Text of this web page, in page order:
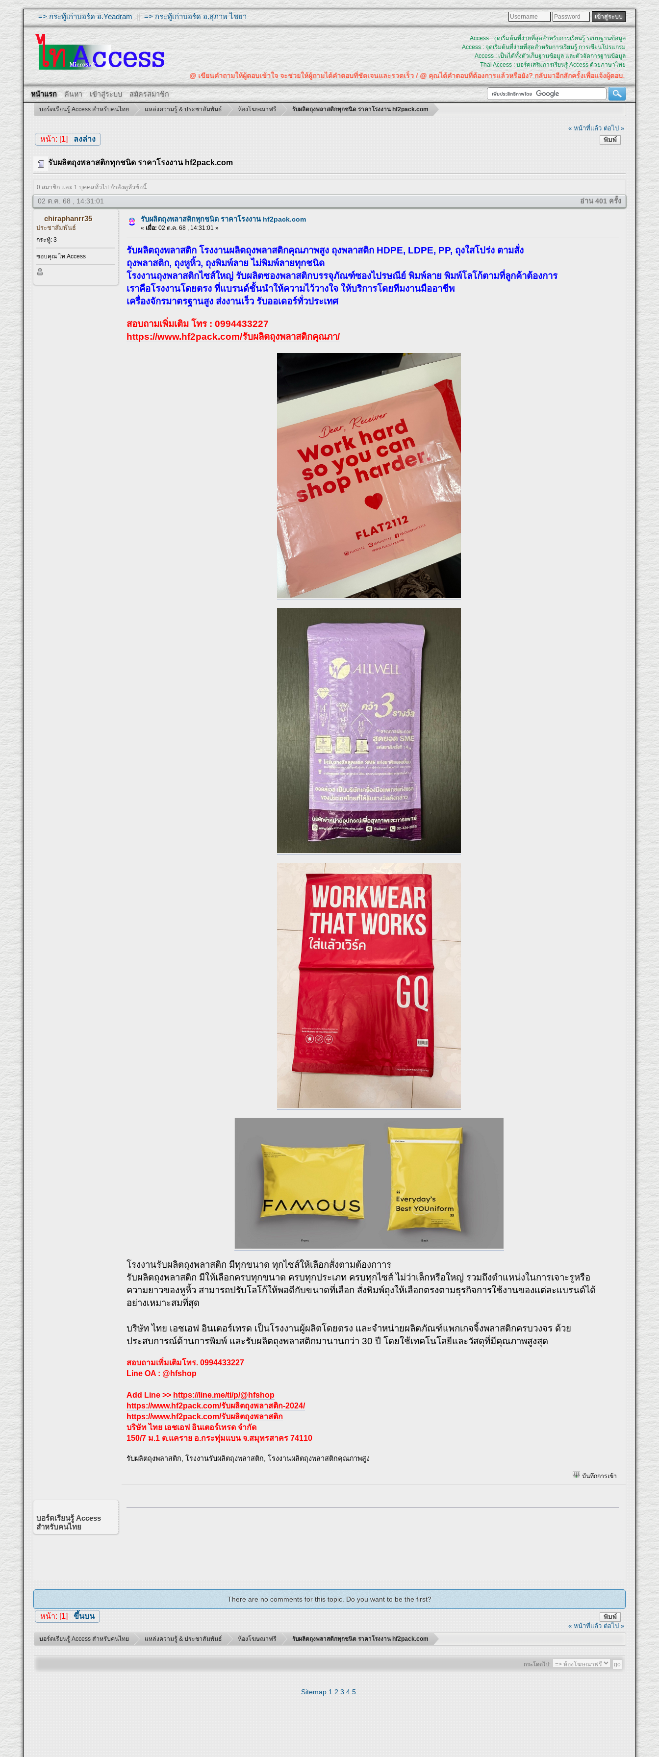
=> กระทู้เก่าบอร์ด อ.Yeadram ||=> กระทู้เก่าบอร์ด อ.สุภาพ ไชยา
Access : จุดเริ่มต้นที่ง่ายที่สุดสำหรับการเรียนรู้ ระบบฐานข้อมูล
Access : จุดเริ่มต้นที่ง่ายที่สุดสำหรับการเรียนรู้ การเขียนโปรแกรม
Access : เป็นได้ทั้งตัวเก็บฐานข้อมูล และตัวจัดการฐานข้อมูล
Thai Access : บอร์ดเสริมการเรียนรู้ Access ด้วยภาษาไทย
@ เขียนคำถามให้ผู้ตอบเข้าใจ จะช่วยให้ผู้ถามได้คำตอบที่ชัดเจนและรวดเร็ว / @ คุณได้คำตอบที่ต้องการแล้วหรือยัง? กลับมาอีกสักครั้งเพื่อแจ้งผู้ตอบ.
หน้าแรก ค้นหา เข้าสู่ระบบ สมัครสมาชิก
บอร์ดเรียนรู้ Access สำหรับคนไทย แหล่งความรู้ & ประชาสัมพันธ์ ห้องโฆษณาฟรี รับผลิตถุงพลาสติกทุกชนิด ราคาโรงงาน hf2pack.com
« หน้าที่แล้ว ต่อไป »
พิมพ์
หน้า: [1] ลงล่าง
รับผลิตถุงพลาสติกทุกชนิด ราคาโรงงาน hf2pack.com
0 สมาชิก และ 1 บุคคลทั่วไป กำลังดูหัวข้อนี้
02 ต.ค. 68 , 14:31:01 อ่าน 401 ครั้ง
chiraphanrr35
ประชาสัมพันธ์
กระทู้: 3
ขอบคุณ ไท.Access
รับผลิตถุงพลาสติกทุกชนิด ราคาโรงงาน hf2pack.com
« เมื่อ: 02 ต.ค. 68 , 14:31:01 »
รับผลิตถุงพลาสติก โรงงานผลิตถุงพลาสติกคุณภาพสูง ถุงพลาสติก HDPE, LDPE, PP, ถุงใสโปร่ง ตามสั่ง
ถุงพลาสติก, ถุงหูหิ้ว, ถุงพิมพ์ลาย ไม่พิมพ์ลายทุกชนิด
โรงงานถุงพลาสติกไซส์ใหญ่ รับผลิตซองพลาสติกบรรจุภัณฑ์ซองไปรษณีย์ พิมพ์ลาย พิมพ์โลโก้ตามที่ลูกค้าต้องการ
เราคือโรงงานโดยตรง ที่แบรนด์ชั้นนำให้ความไว้วางใจ ให้บริการโดยทีมงานมืออาชีพ
เครื่องจักรมาตรฐานสูง ส่งงานเร็ว รับออเดอร์ทั่วประเทศ
สอบถามเพิ่มเติม โทร : 0994433227
https://www.hf2pack.com/รับผลิตถุงพลาสติกคุณภา/
โรงงานรับผลิตถุงพลาสติก มีทุกขนาด ทุกไซส์ให้เลือกสั่งตามต้องกาาร
รับผลิตถุงพลาสติก มีให้เลือกครบทุกขนาด ครบทุกประเภท ครบทุกไซส์ ไม่ว่าเล็กหรือใหญ่ รวมถึงตำแหน่งในการเจาะรูหรือ
ความยาวของหูหิ้ว สามารถปรับโลโก้ให้พอดีกับขนาดที่เลือก สั่งพิมพ์ถุงให้เลือกตรงตามธุรกิจการใช้งานของแต่ละแบรนด์ได้
อย่างเหมาะสมที่สุด
บริษัท ไทย เอชเอฟ อินเตอร์เทรด เป็นโรงงานผู้ผลิตโดยตรง และจำหน่ายผลิตภัณฑ์แพกเกจจิ้งพลาสติกครบวงจร ด้วย
ประสบการณ์ด้านการพิมพ์ และรับผลิตถุงพลาสติกมานานกว่า 30 ปี โดยใช้เทคโนโลยีและวัสดุที่มีคุณภาพสูงสุด
สอบถามเพิ่มเติมโทร. 0994433227
Line OA : @hfshop
Add Line >> https://line.me/ti/p/@hfshop
https://www.hf2pack.com/รับผลิตถุงพลาสติก-2024/
https://www.hf2pack.com/รับผลิตถุงพลาสติก
บริษัท ไทย เอชเอฟ อินเตอร์เทรด จำกัด
150/7 ม.1 ต.แคราย อ.กระทุ่มแบน จ.สมุทรสาคร 74110
รับผลิตถุงพลาสติก, โรงงานรับผลิตถุงพลาสติก, โรงงานผลิตถุงพลาสติกคุณภาพสูง
บันทึกการเข้า
บอร์ดเรียนรู้ Access
สำหรับคนไทย
There are no comments for this topic. Do you want to be the first?
พิมพ์
หน้า: [1] ขึ้นบน
« หน้าที่แล้ว ต่อไป »
บอร์ดเรียนรู้ Access สำหรับคนไทย แหล่งความรู้ & ประชาสัมพันธ์ ห้องโฆษณาฟรี รับผลิตถุงพลาสติกทุกชนิด ราคาโรงงาน hf2pack.com
กระโดดไป:
Sitemap 1 2 3 4 5